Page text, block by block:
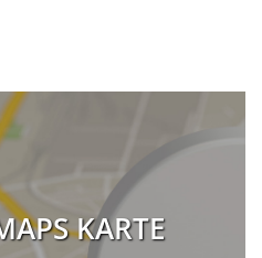
KARTE